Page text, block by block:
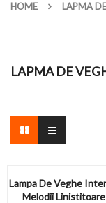
HOME LAPMA
LAPMA DE
Lampa De Veghe
Melodii